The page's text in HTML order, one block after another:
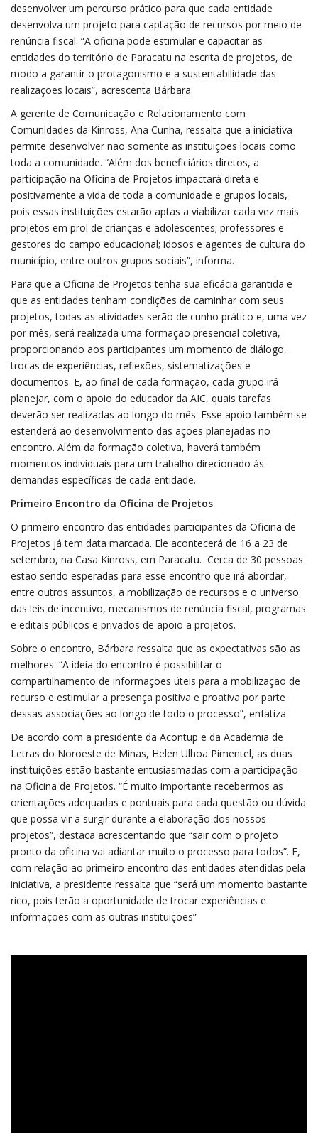
desenvolver um percurso prático para que cada entidade
desenvolva um projeto para captação de recursos por meio de
renúncia fiscal. “A oficina pode estimular e capacitar as
entidades do território de Paracatu na escrita de projetos, de
modo a garantir o protagonismo e a sustentabilidade das
realizações locais”, acrescenta Bárbara.
A gerente de Comunicação e Relacionamento com
Comunidades da Kinross, Ana Cunha, ressalta que a iniciativa
permite desenvolver não somente as instituições locais como
toda a comunidade. “Além dos beneficiários diretos, a
participação na Oficina de Projetos impactará direta e
positivamente a vida de toda a comunidade e grupos locais,
pois essas instituições estarão aptas a viabilizar cada vez mais
projetos em prol de crianças e adolescentes; professores e
gestores do campo educacional; idosos e agentes de cultura do
município, entre outros grupos sociais”, informa.
Para que a Oficina de Projetos tenha sua eficácia garantida e
que as entidades tenham condições de caminhar com seus
projetos, todas as atividades serão de cunho prático e, uma vez
por mês, será realizada uma formação presencial coletiva,
proporcionando aos participantes um momento de diálogo,
trocas de experiências, reflexões, sistematizações e
documentos. E, ao final de cada formação, cada grupo irá
planejar, com o apoio do educador da AIC, quais tarefas
deverão ser realizadas ao longo do mês. Esse apoio também se
estenderá ao desenvolvimento das ações planejadas no
encontro. Além da formação coletiva, haverá também
momentos individuais para um trabalho direcionado às
demandas específicas de cada entidade.
Primeiro Encontro da Oficina de Projetos
O primeiro encontro das entidades participantes da Oficina de
Projetos já tem data marcada. Ele acontecerá de 16 a 23 de
setembro, na Casa Kinross, em Paracatu. Cerca de 30 pessoas
estão sendo esperadas para esse encontro que irá abordar,
entre outros assuntos, a mobilização de recursos e o universo
das leis de incentivo, mecanismos de renúncia fiscal, programas
e editais públicos e privados de apoio a projetos.
Sobre o encontro, Bárbara ressalta que as expectativas são as
melhores. “A ideia do encontro é possibilitar o
compartilhamento de informações úteis para a mobilização de
recurso e estimular a presença positiva e proativa por parte
dessas associações ao longo de todo o processo”, enfatiza.
De acordo com a presidente da Acontup e da Academia de
Letras do Noroeste de Minas, Helen Ulhoa Pimentel, as duas
instituições estão bastante entusiasmadas com a participação
na Oficina de Projetos. “É muito importante recebermos as
orientações adequadas e pontuais para cada questão ou dúvida
que possa vir a surgir durante a elaboração dos nossos
projetos”, destaca acrescentando que “sair com o projeto
pronto da oficina vai adiantar muito o processo para todos”. E,
com relação ao primeiro encontro das entidades atendidas pela
iniciativa, a presidente ressalta que “será um momento bastante
rico, pois terão a oportunidade de trocar experiências e
informações com as outras instituições”